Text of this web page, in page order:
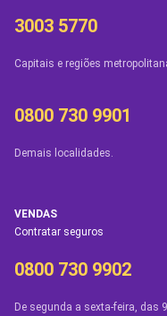
3003 5770
Capitais e regiões
0800 730 9901
Demais localidades.
VENDAS
Contratar seguros
0800 730 9902
De segunda a sexta-feira, das